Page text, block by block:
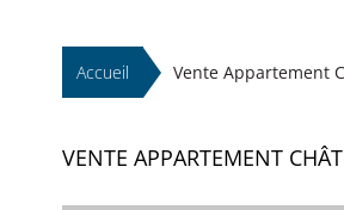
Accueil Vente Appartement
VENTE APPARTEMENT